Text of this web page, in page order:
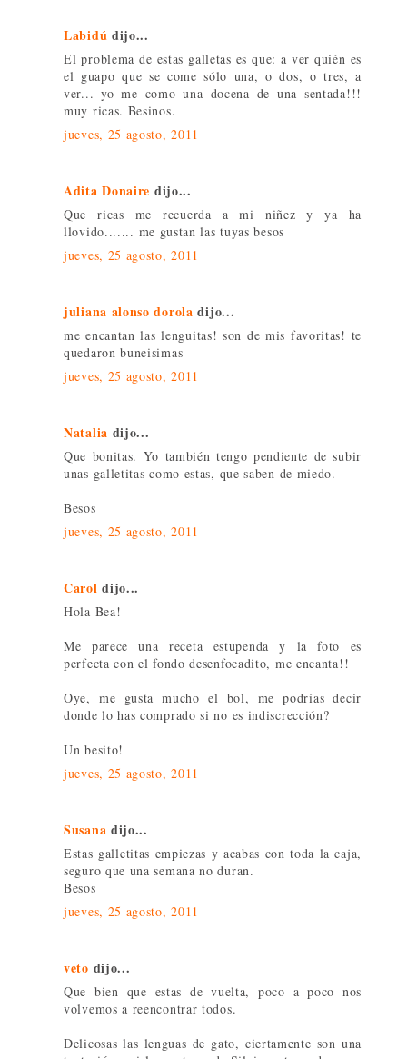
Labidú dijo...
El problema de estas galletas es que: a ver quién es
el guapo que se come sólo una, o dos, o tres, a
ver... yo me como una docena de una sentada!!!
muy ricas. Besinos.
jueves, 25 agosto, 2011
Adita Donaire dijo...
Que ricas me recuerda a mi niñez y ya ha
llovido....... me gustan las tuyas besos
jueves, 25 agosto, 2011
juliana alonso dorola dijo...
me encantan las lenguitas! son de mis favoritas! te
quedaron buneisimas
jueves, 25 agosto, 2011
Natalia dijo...
Que bonitas. Yo también tengo pendiente de subir
unas galletitas como estas, que saben de miedo.
Besos
jueves, 25 agosto, 2011
Carol dijo...
Hola Bea!
Me parece una receta estupenda y la foto es
perfecta con el fondo desenfocadito, me encanta!!
Oye, me gusta mucho el bol, me podrías decir
donde lo has comprado si no es indiscrección?
Un besito!
jueves, 25 agosto, 2011
Susana dijo...
Estas galletitas empiezas y acabas con toda la caja,
seguro que una semana no duran.
Besos
jueves, 25 agosto, 2011
veto dijo...
Que bien que estas de vuelta, poco a poco nos
volvemos a reencontrar todos.
Delicosas las lenguas de gato, ciertamente son una